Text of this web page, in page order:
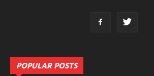
POPULAR POSTS